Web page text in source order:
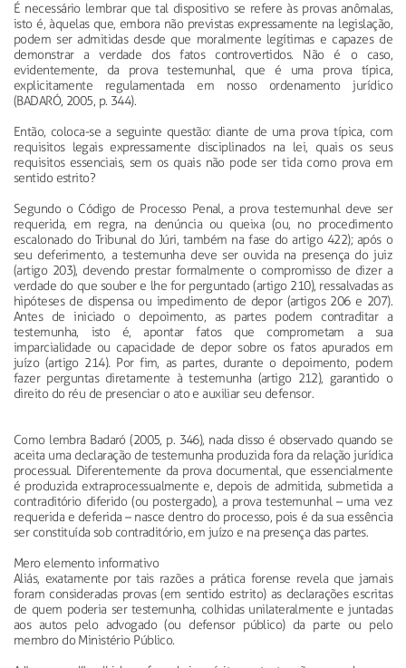
É necessário lembrar que tal dispositivo se refere às provas anômalas,
isto é, àquelas que, embora não previstas expressamente na legislação,
podem ser admitidas desde que moralmente legítimas e capazes de
demonstrar a verdade dos fatos controvertidos. Não é o caso,
evidentemente, da prova testemunhal, que é uma prova típica,
explicitamente regulamentada em nosso ordenamento jurídico
(BADARÓ, 2005, p. 344).
Então, coloca-se a seguinte questão: diante de uma prova típica, com
requisitos legais expressamente disciplinados na lei, quais os seus
requisitos essenciais, sem os quais não pode ser tida como prova em
sentido estrito?
Segundo o Código de Processo Penal, a prova testemunhal deve ser
requerida, em regra, na denúncia ou queixa (ou, no procedimento
escalonado do Tribunal do Júri, também na fase do artigo 422); após o
seu deferimento, a testemunha deve ser ouvida na presença do juiz
(artigo 203), devendo prestar formalmente o compromisso de dizer a
verdade do que souber e lhe for perguntado (artigo 210), ressalvadas as
hipóteses de dispensa ou impedimento de depor (artigos 206 e 207).
Antes de iniciado o depoimento, as partes podem contraditar a
testemunha, isto é, apontar fatos que comprometam a sua
imparcialidade ou capacidade de depor sobre os fatos apurados em
juízo (artigo 214). Por fim, as partes, durante o depoimento, podem
fazer perguntas diretamente à testemunha (artigo 212), garantido o
direito do réu de presenciar o ato e auxiliar seu defensor.
Como lembra Badaró (2005, p. 346), nada disso é observado quando se
aceita uma declaração de testemunha produzida fora da relação jurídica
processual. Diferentemente da prova documental, que essencialmente
é produzida extraprocessualmente e, depois de admitida, submetida a
contraditório diferido (ou postergado), a prova testemunhal – uma vez
requerida e deferida – nasce dentro do processo, pois é da sua essência
ser constituída sob contraditório, em juízo e na presença das partes.
Mero elemento informativo
Aliás, exatamente por tais razões a prática forense revela que jamais
foram consideradas provas (em sentido estrito) as declarações escritas
de quem poderia ser testemunha, colhidas unilateralmente e juntadas
aos autos pelo advogado (ou defensor público) da parte ou pelo
membro do Ministério Público.